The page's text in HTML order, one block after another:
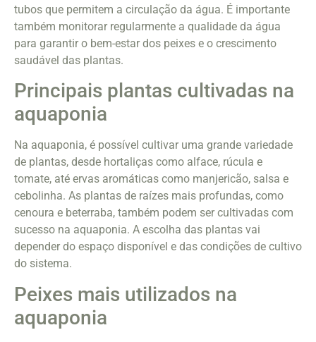
tubos que permitem a circulação da água. É importante
também monitorar regularmente a qualidade da água
para garantir o bem-estar dos peixes e o crescimento
saudável das plantas.
Principais plantas cultivadas na
aquaponia
Na aquaponia, é possível cultivar uma grande variedade
de plantas, desde hortaliças como alface, rúcula e
tomate, até ervas aromáticas como manjericão, salsa e
cebolinha. As plantas de raízes mais profundas, como
cenoura e beterraba, também podem ser cultivadas com
sucesso na aquaponia. A escolha das plantas vai
depender do espaço disponível e das condições de cultivo
do sistema.
Peixes mais utilizados na
aquaponia